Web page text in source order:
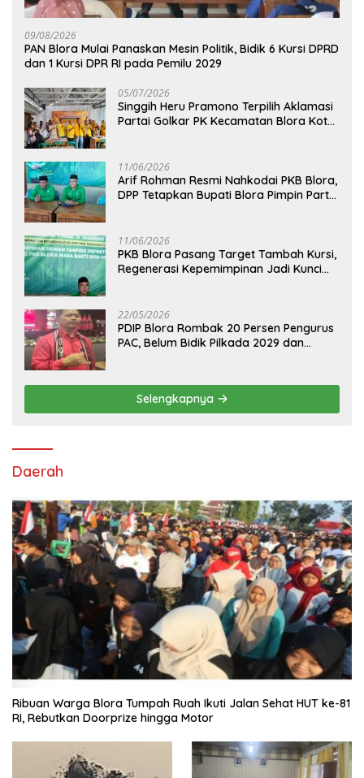
09/08/2026
‎PAN Blora Mulai Panaskan Mesin Politik, Bidik 6 Kursi DPRD
dan 1 Kursi DPR RI pada Pemilu 2029
05/07/2026
Singgih Heru Pramono Terpilih Aklamasi
Partai Golkar PK Kecamatan Blora Kota,
11/06/2026
Arif Rohman Resmi Nahkodai PKB Blora,
DPP Tetapkan Bupati Blora Pimpin Partai
11/06/2026
PKB Blora Pasang Target Tambah Kursi,
Regenerasi Kepemimpinan Jadi Kunci
22/05/2026
PDIP Blora Rombak 20 Persen Pengurus
PAC, Belum Bidik Pilkada 2029 dan
Selengkapnya
Daerah
Ribuan Warga Blora Tumpah Ruah Ikuti Jalan Sehat HUT ke-81
RI, Rebutkan Doorprize hingga Motor